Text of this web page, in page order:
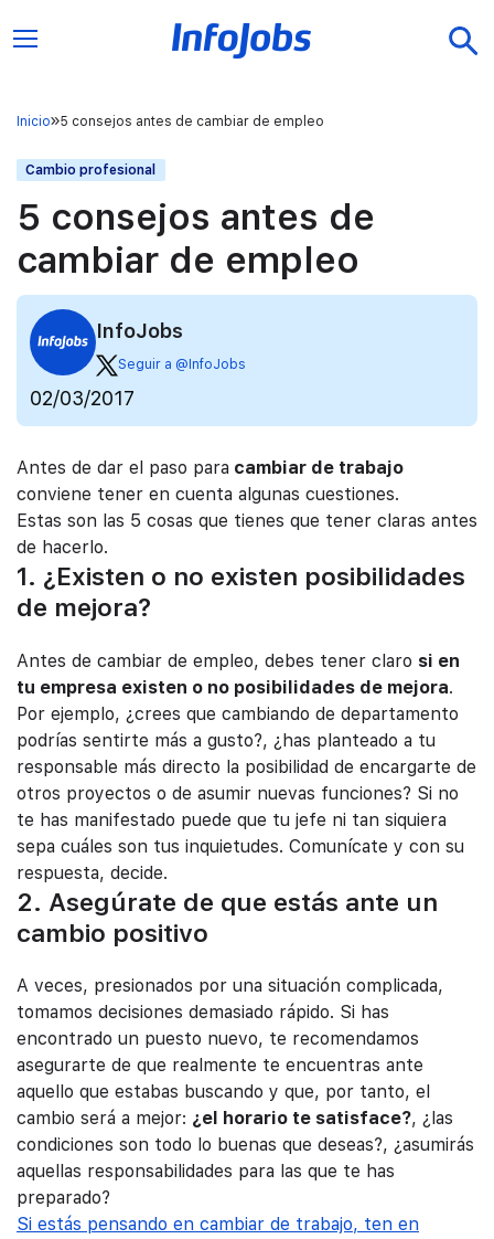
Inicio 5 consejos antes de cambiar de empleo
Cambio profesional
5 consejos antes de
cambiar de empleo
InfoJobs
Seguir a @InfoJobs
02/03/2017
Antes de dar el paso para cambiar de trabajo
conviene tener en cuenta algunas cuestiones.
Estas son las 5 cosas que tienes que tener claras antes
de hacerlo.
1. ¿Existen o no existen posibilidades
de mejora?
Antes de cambiar de empleo, debes tener claro si en
tu empresa existen o no posibilidades de mejora.
Por ejemplo, ¿crees que cambiando de departamento
podrías sentirte más a gusto?, ¿has planteado a tu
responsable más directo la posibilidad de encargarte de
otros proyectos o de asumir nuevas funciones? Si no
te has manifestado puede que tu jefe ni tan siquiera
sepa cuáles son tus inquietudes. Comunícate y con su
respuesta, decide.
2. Asegúrate de que estás ante un
cambio positivo
A veces, presionados por una situación complicada,
tomamos decisiones demasiado rápido. Si has
encontrado un puesto nuevo, te recomendamos
asegurarte de que realmente te encuentras ante
aquello que estabas buscando y que, por tanto, el
cambio será a mejor: ¿el horario te satisface?, ¿las
condiciones son todo lo buenas que deseas?, ¿asumirás
aquellas responsabilidades para las que te has
preparado?
Si estás pensando en cambiar de trabajo, ten en